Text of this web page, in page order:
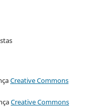
Creative Commons
Creative Commons